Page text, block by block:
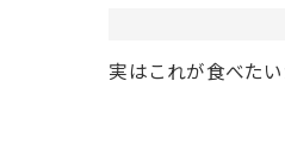
実はこれが食べた